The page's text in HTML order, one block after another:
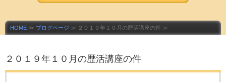
HOME ≫ ブログページ ≫ ２０１９年１０月の歴活講座の件 ≫
２０１９年１０月の歴活講座の件